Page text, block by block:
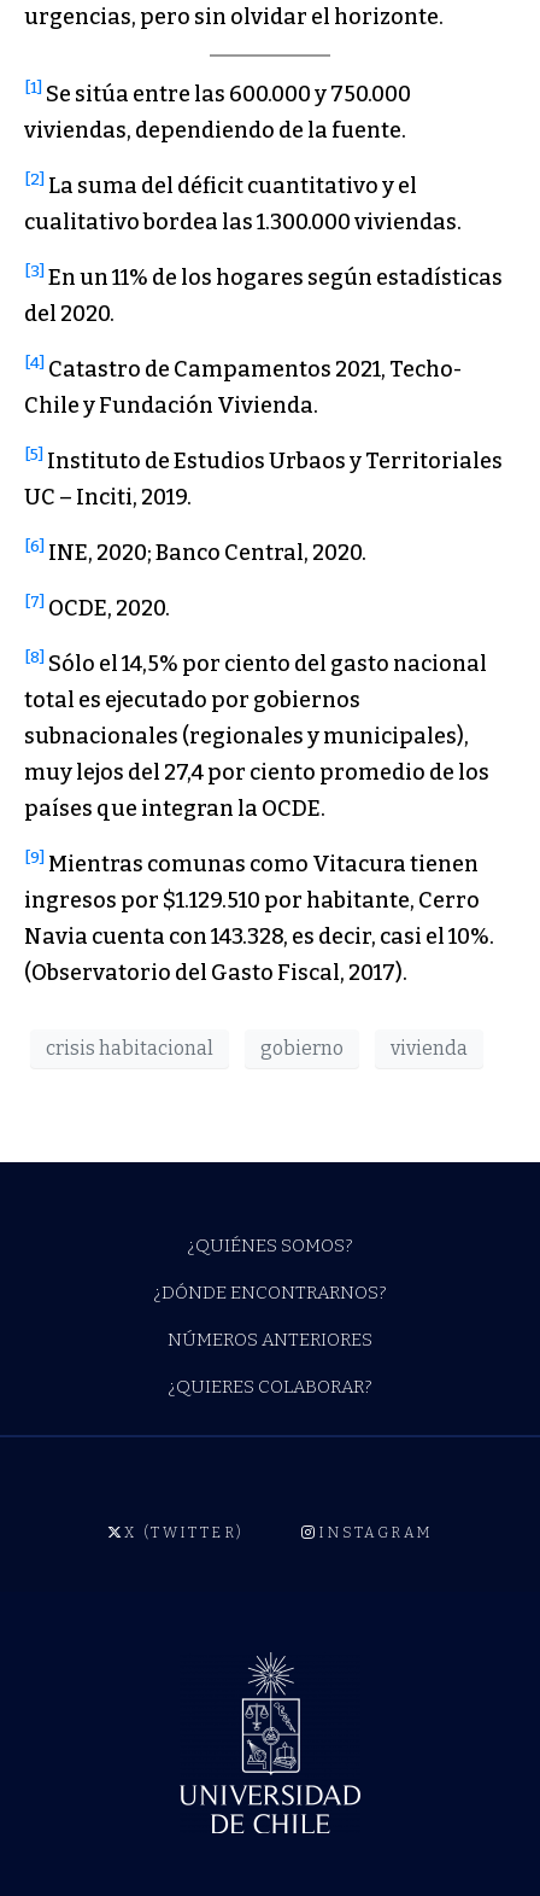
urgencias, pero sin olvidar el horizonte.
[1] Se sitúa entre las 600.000 y 750.000
viviendas, dependiendo de la fuente.
[2] La suma del déficit cuantitativo y el
cualitativo bordea las 1.300.000 viviendas.
[3] En un 11% de los hogares según estadísticas
del 2020.
[4] Catastro de Campamentos 2021, Techo-
Chile y Fundación Vivienda.
[5] Instituto de Estudios Urbaos y Territoriales
UC – Inciti, 2019.
[6] INE, 2020; Banco Central, 2020.
[7] OCDE, 2020.
[8] Sólo el 14,5% por ciento del gasto nacional
total es ejecutado por gobiernos
subnacionales (regionales y municipales),
muy lejos del 27,4 por ciento promedio de los
países que integran la OCDE.
[9] Mientras comunas como Vitacura tienen
ingresos por $1.129.510 por habitante, Cerro
Navia cuenta con 143.328, es decir, casi el 10%.
(Observatorio del Gasto Fiscal, 2017).
crisis habitacional gobierno vivienda
¿QUIÉNES SOMOS?
¿DÓNDE ENCONTRARNOS?
NÚMEROS ANTERIORES
¿QUIERES COLABORAR?
X (TWITTER) INSTAGRAM